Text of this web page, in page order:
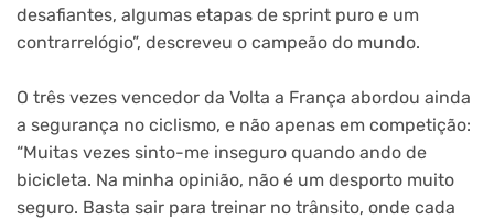
desafiantes, algumas etapas de sprint puro e um
contrarrelógio”, descreveu o campeão do mundo.
O três vezes vencedor da Volta a França abordou ainda
a segurança no ciclismo, e não apenas em competição:
“Muitas vezes sinto-me inseguro quando ando de
bicicleta. Na minha opinião, não é um desporto muito
seguro. Basta sair para treinar no trânsito, onde cada